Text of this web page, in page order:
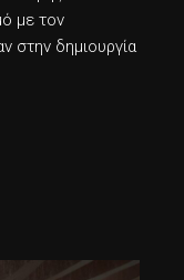
με τον
στην δημιουργία